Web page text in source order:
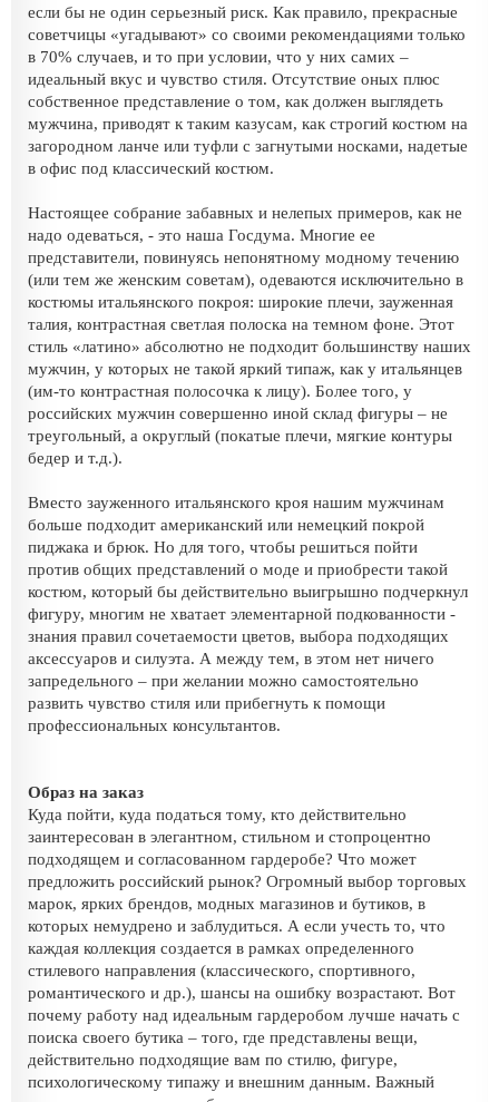
если бы не один серьезный риск. Как правило, прекрасные
советчицы «угадывают» со своими рекомендациями только
в 70% случаев, и то при условии, что у них самих –
идеальный вкус и чувство стиля. Отсутствие оных плюс
собственное представление о том, как должен выглядеть
мужчина, приводят к таким казусам, как строгий костюм на
загородном ланче или туфли с загнутыми носками, надетые
в офис под классический костюм.
Настоящее собрание забавных и нелепых примеров, как не
надо одеваться, - это наша Госдума. Многие ее
представители, повинуясь непонятному модному течению
(или тем же женским советам), одеваются исключительно в
костюмы итальянского покроя: широкие плечи, зауженная
талия, контрастная светлая полоска на темном фоне. Этот
стиль «латино» абсолютно не подходит большинству наших
мужчин, у которых не такой яркий типаж, как у итальянцев
(им-то контрастная полосочка к лицу). Более того, у
российских мужчин совершенно иной склад фигуры – не
треугольный, а округлый (покатые плечи, мягкие контуры
бедер и т.д.).
Вместо зауженного итальянского кроя нашим мужчинам
больше подходит американский или немецкий покрой
пиджака и брюк. Но для того, чтобы решиться пойти
против общих представлений о моде и приобрести такой
костюм, который бы действительно выигрышно подчеркнул
фигуру, многим не хватает элементарной подкованности -
знания правил сочетаемости цветов, выбора подходящих
аксессуаров и силуэта. А между тем, в этом нет ничего
запредельного – при желании можно самостоятельно
развить чувство стиля или прибегнуть к помощи
профессиональных консультантов.
Образ на заказ
Куда пойти, куда податься тому, кто действительно
заинтересован в элегантном, стильном и стопроцентно
подходящем и согласованном гардеробе? Что может
предложить российский рынок? Огромный выбор торговых
марок, ярких брендов, модных магазинов и бутиков, в
которых немудрено и заблудиться. А если учесть то, что
каждая коллекция создается в рамках определенного
стилевого направления (классического, спортивного,
романтического и др.), шансы на ошибку возрастают. Вот
почему работу над идеальным гардеробом лучше начать с
поиска своего бутика – того, где представлены вещи,
действительно подходящие вам по стилю, фигуре,
психологическому типажу и внешним данным. Важный